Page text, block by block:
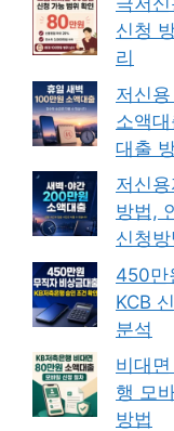
신청
리
저신
소액
대출
저신
방법,
신청방
450만
KCB
분석
비대
행 모
방법